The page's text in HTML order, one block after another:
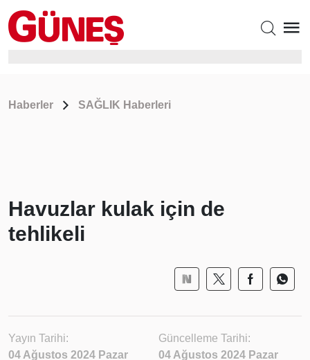
Haberler SAĞLIK Haberleri
Havuzlar kulak için de
tehlikeli
Yayın Tarihi:
04 Ağustos 2024 Pazar
Güncelleme Tarihi:
04 Ağustos 2024 Pazar